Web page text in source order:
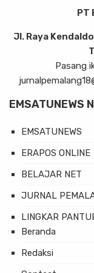
PT
Jl. Raya
Pasang
EMSATUNEWS
EMSATUNEWS
ERAPOS ONLINE
BELAJAR NET
JURNAL
LINGKAR
Beranda
Redaksi